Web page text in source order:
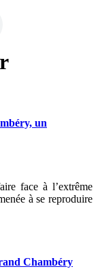
un
face à l’extrême
à se reproduire
Chambéry